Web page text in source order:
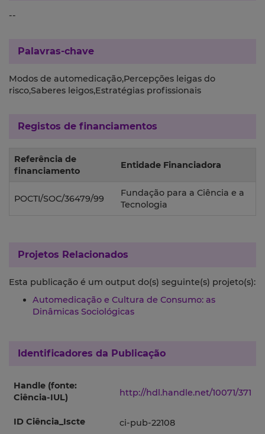
--
Palavras-chave
Modos de automedicação,Percepções leigas do
risco,Saberes leigos,Estratégias profissionais
Registos de financiamentos
Referência de
financiamento
Entidade Financiadora
POCTI/SOC/36479/99
Fundação para a Ciência e a
Tecnologia
Projetos Relacionados
Esta publicação é um output do(s) seguinte(s) projeto(s):
Automedicação e Cultura de Consumo: as
Dinâmicas Sociológicas
Identificadores da Publicação
Handle (fonte:
Ciência-IUL)
http://hdl.handle.net/10071/371
ID Ciência_Iscte ci-pub-22108